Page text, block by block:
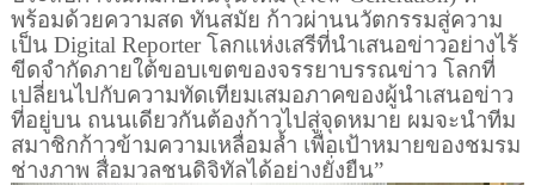
พร้อมด้วยความสด ทันสมัย ก้าวผ่านนวัตกรรมสู่ความ
เป็น Digital Reporterโลกแห่งเสรีที่นำเสนอข่าวอย่างไร้
ขีดจำกัดภายใต้ขอบเขตของจรรยาบรรณข่าว โลกที่
เปลี่ยนไปกับความทัดเทียมเสมอภาคของผู้นำเสนอข่าว
ที่อยู่บน ถนนเดียวกันต้องก้าวไปสู่จุดหมาย ผมจะนำทีม
สมาชิกก้าวข้ามความเหลื่อมล้ำ เพื่อเป้าหมายของชมรม
ช่างภาพ สื่อมวลชนดิจิทัลได้อย่างยั่งยืน”